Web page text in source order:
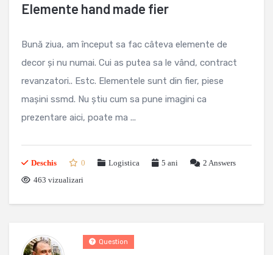
Elemente hand made fier
Bună ziua, am început sa fac câteva elemente de
decor și nu numai. Cui as putea sa le vând, contract
revanzatori.. Estc. Elementele sunt din fier, piese
mașini ssmd. Nu știu cum sa pune imagini ca
prezentare aici, poate ma ...
Deschis 0 Logistica 5 ani 2 Answers
463 vizualizari
Question